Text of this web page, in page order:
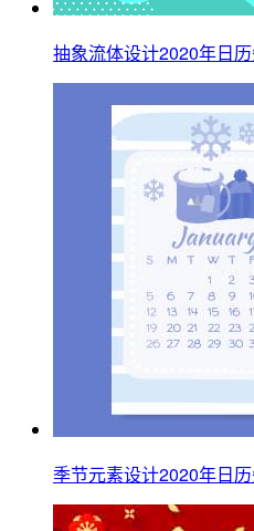
抽象流体设计2020年日
季节元素设计2020年日